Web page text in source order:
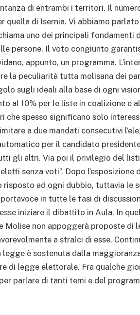
di entrambi i territori. Il
quella di Isernia. Vi abbiamo
uno dei principali fondamenti
persone. Il voto congiunto
appunto, un programma.
la peculiarità tutta molisana dei
sugli ideali alla base di ogni
al 10% per le liste in coalizione e
che spesso significano solo
a due mandati consecutivi
per il candidato
gli altri. Via poi il privilegio del
senza voti”. Dopo
risposto ad ogni dubbio, tuttavia le
in tutte le fasi di
iniziare il dibattito in Aula. In
Molise non appoggerà proposte di
a stralci di esse.
legge è sostenuta dalla
di legge elettorale. Fra qualche
parlare di tanti temi e del